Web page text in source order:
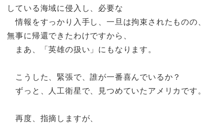
している海域に侵入し、必要な
情報をすっかり入手し、一旦は拘束されたものの、
無事に帰還できたわけですから、
まあ、「英雄の扱い」にもなります。
こうした、緊張で、誰が一番喜んでいるか？
ずっと、人工衛星で、見つめていたアメリカです。
再度、指摘しますが、